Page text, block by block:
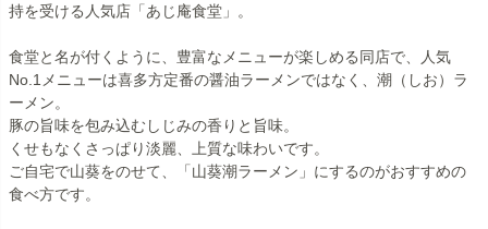
持を受ける人気店「あじ庵食堂」。
食堂と名が付くように、豊富なメニューが楽しめる同店で、人気
No.1メニューは喜多方定番の醤油ラーメンではなく、潮（しお）ラ
ーメン。
豚の旨味を包み込むしじみの香りと旨味。
くせもなくさっぱり淡麗、上質な味わいです。
ご自宅で山葵をのせて、「山葵潮ラーメン」にするのがおすすめの
食べ方です。